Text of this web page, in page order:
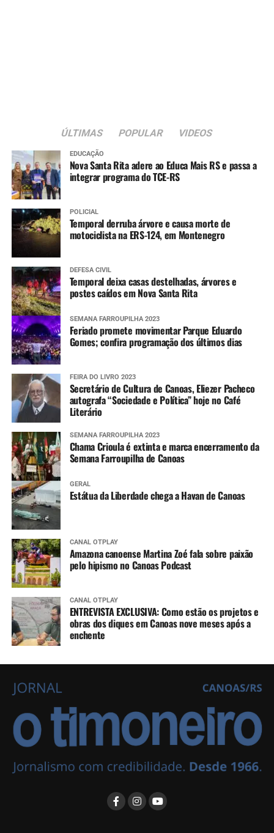
ÚLTIMAS POPULAR VIDEOS
EDUCAÇÃO
Nova Santa Rita adere ao Educa Mais RS e passa a
integrar programa do TCE-RS
POLICIAL
Temporal derruba árvore e causa morte de
motociclista na ERS-124, em Montenegro
DEFESA CIVIL
Temporal deixa casas destelhadas, árvores e
postes caídos em Nova Santa Rita
SEMANA FARROUPILHA 2023
Feriado promete movimentar Parque Eduardo
Gomes; confira programação dos últimos dias
FEIRA DO LIVRO 2023
Secretário de Cultura de Canoas, Eliezer Pacheco
autografa “Sociedade e Política” hoje no Café
Literário
SEMANA FARROUPILHA 2023
Chama Crioula é extinta e marca encerramento da
Semana Farroupilha de Canoas
GERAL
Estátua da Liberdade chega a Havan de Canoas
CANAL OTPLAY
Amazona canoense Martina Zoé fala sobre paixão
pelo hipismo no Canoas Podcast
CANAL OTPLAY
ENTREVISTA EXCLUSIVA: Como estão os projetos e
obras dos diques em Canoas nove meses após a
enchente